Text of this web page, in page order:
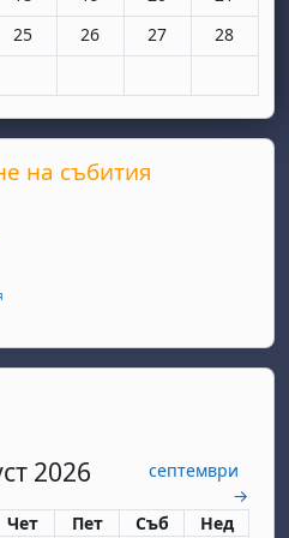
22 юни23 юни
сряда, 24 юни
Няма събития, четвъртък, 25 юни
25 Няма събития, петък, 26
26 Няма събития,
27 Няма
28
29 юни30 юни
на събития
на събития
2026
септември
→
четвъртък
Чет петък
Пет събота
Съб неделя
Нед